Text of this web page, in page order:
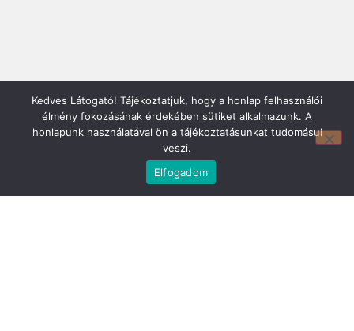
Kedves Látogató! Tájékoztatjuk, hogy a honlap felhasználói
élmény fokozásának érdekében sütiket alkalmazunk. A
honlapunk használatával ön a tájékoztatásunkat tudomásul
veszi.
Elfogadom